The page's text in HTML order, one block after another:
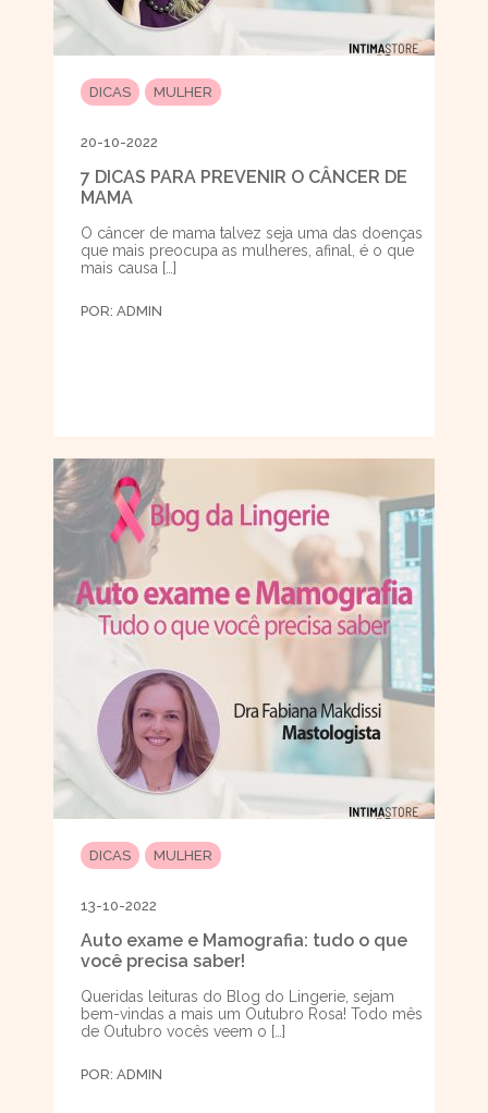
DICAS MULHER
20-10-2022
7 DICAS PARA PREVENIR O CÂNCER DE
MAMA
O câncer de mama talvez seja uma das doenças
que mais preocupa as mulheres, afinal, é o que
mais causa […]
POR: ADMIN
DICAS MULHER
13-10-2022
Auto exame e Mamografia: tudo o que
você precisa saber!
Queridas leituras do Blog do Lingerie, sejam
bem-vindas a mais um Outubro Rosa! Todo mês
de Outubro vocês veem o […]
POR: ADMIN